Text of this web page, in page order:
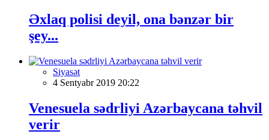
Əxlaq polisi deyil, ona bənzər bir
şey...
Siyasət
4 Sentyabr 2019 20:22
Venesuela sədrliyi Azərbaycana təhvil
verir